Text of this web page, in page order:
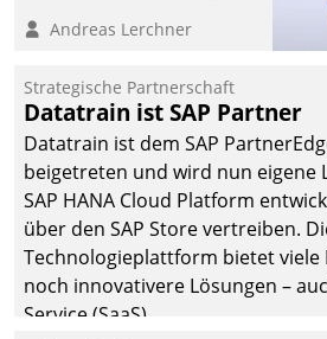
Cockpit für mobile
Datatrain. Die meravis
Wohnungsbau- und
Immobilien GmbH hat
sich dabei für den Betrieb
der Lösung über die SAP
Cloud Platform
entschieden - als erstes
Unternehmen am
Andreas Lerchner
Strategische Partnerschaft
Datatrain ist SAP Partner
Datatrain ist dem SAP
beigetreten und wird nun eigene
SAP HANA Cloud Platform
über den SAP Store vertreiben.
Technologieplattform bietet
noch innovativere Lösungen –
Service (SaaS).